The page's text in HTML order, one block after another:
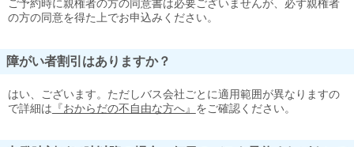
ご予約時に親権者の方の同意書は必要ございませんが、必ず親権者
の方の同意を得た上でお申込みください。
障がい者割引はありますか？
はい、ございます。ただしバス会社ごとに適用範囲が異なりますの
で詳細は 『おからだの不自由な方へ』 をご確認ください。